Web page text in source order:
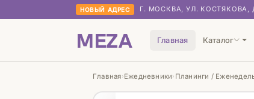
НОВЫЙ АДРЕС Г. МОСКВА, УЛ. КОСТЯКОВА,
MEZA Главная Каталог
Главная›Ежедневники› Планинги /